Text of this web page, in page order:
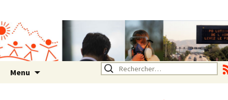
Rhône Alpes
Un environnement sain pour
la santé de tous
Menu Rechercher :